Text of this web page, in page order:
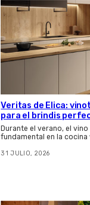
Veritas de Elica:
para el brindis
Durante el verano, el
fundamental en la cocina
31 JULIO, 2026